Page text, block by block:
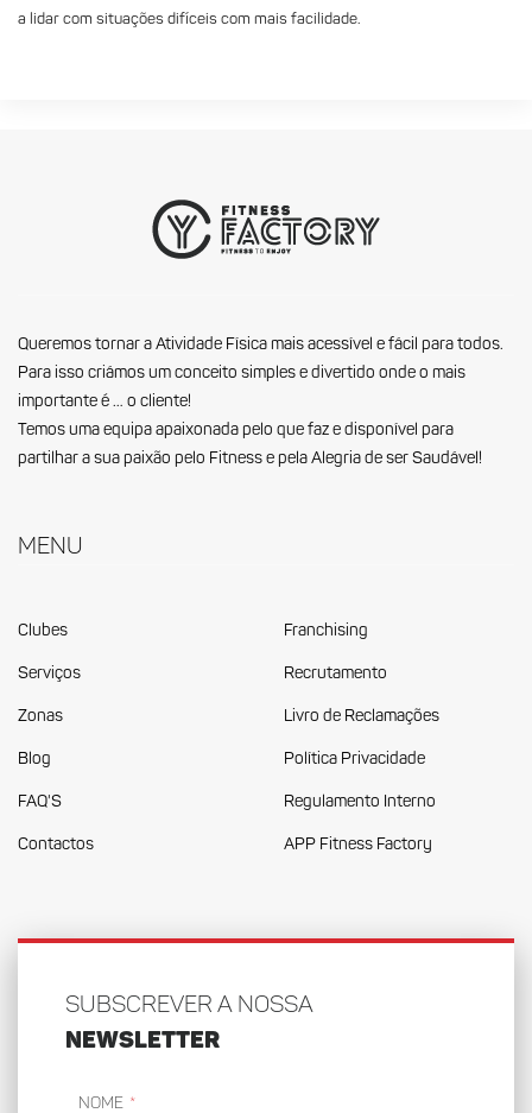
a lidar com situações difíceis com mais facilidade.
Queremos tornar a Atividade Física mais acessível e fácil para todos.
Para isso criámos um conceito simples e divertido onde o mais
importante é … o cliente!
Temos uma equipa apaixonada pelo que faz e disponível para
partilhar a sua paixão pelo Fitness e pela Alegria de ser Saudável!
Menu
Clubes
Serviços
Zonas
Blog
FAQ'S
Contactos
Franchising
Recrutamento
Livro de Reclamações
Política Privacidade
Regulamento Interno
APP Fitness Factory
SUBSCREVER A NOSSA
NEWSLETTER
Nome